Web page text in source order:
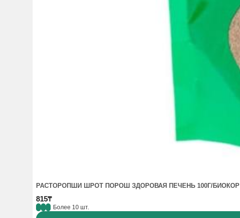
РАСТОРОПШИ ШРОТ ПОРОШ ЗДОРОВАЯ ПЕЧЕНЬ 100Г/БИОКОР
815₸
Более 10 шт.